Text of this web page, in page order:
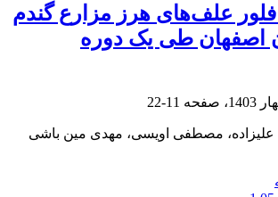
علف‌های ‌هرز مزارع گندم
اصفهان طی یک دوره
11-22
مصطفی اویسی، مهدی مین باشی